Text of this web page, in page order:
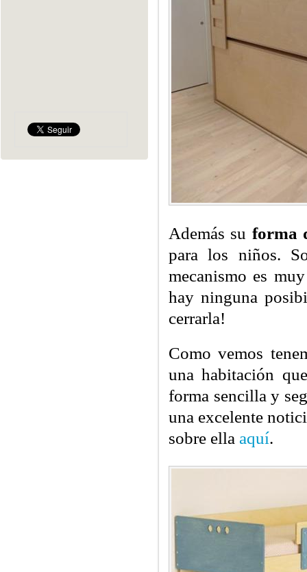
Además su forma
para los niños.
mecanismo es
hay ninguna
cerrarla!
Como vemos
una habitación
forma sencilla y
una excelente
sobre ella aquí.